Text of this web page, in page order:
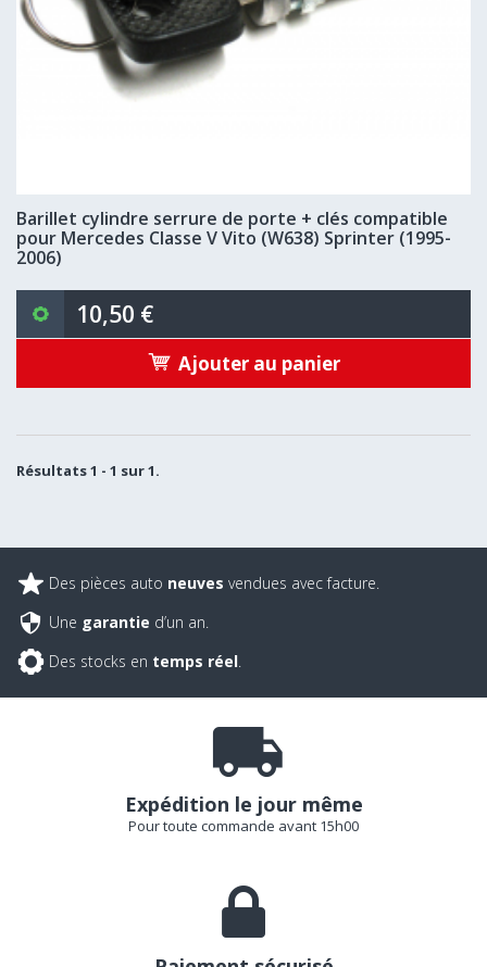
Barillet cylindre serrure de porte + clés compatible
pour Mercedes Classe V Vito (W638) Sprinter (1995-
2006)
10,50 €
Ajouter au panier
Résultats 1 - 1 sur 1.
Des pièces auto neuves vendues avec facture.
Une garantie d’un an.
Des stocks en temps réel.
Expédition le jour même
Pour toute commande avant 15h00